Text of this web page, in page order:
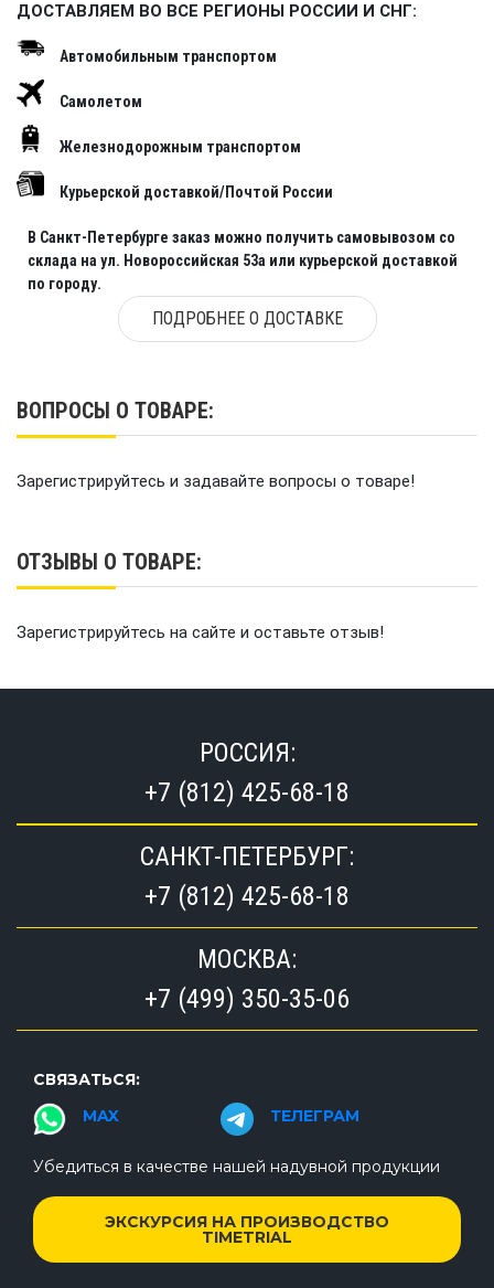
ДОСТАВЛЯЕМ ВО ВСЕ РЕГИОНЫ РОССИИ И СНГ:
Автомобильным транспортом
Самолетом
Железнодорожным транспортом
Курьерской доставкой/Почтой России
В Санкт-Петербурге заказ можно получить самовывозом со
склада на ул. Новороссийская 53а или курьерской доставкой
по городу.
ПОДРОБНЕЕ О ДОСТАВКЕ
ВОПРОСЫ О ТОВАРЕ:
Зарегистрируйтесь и задавайте вопросы о товаре!
ОТЗЫВЫ О ТОВАРЕ:
Зарегистрируйтесь на сайте и оставьте отзыв!
РОССИЯ:
+7 (812) 425-68-18
САНКТ-ПЕТЕРБУРГ:
+7 (812) 425-68-18
МОСКВА:
+7 (499) 350-35-06
СВЯЗАТЬСЯ:
MAX
ТЕЛЕГРАМ
Убедиться в качестве нашей надувной продукции
ЭКСКУРСИЯ НА ПРОИЗВОДСТВО
TIMETRIAL